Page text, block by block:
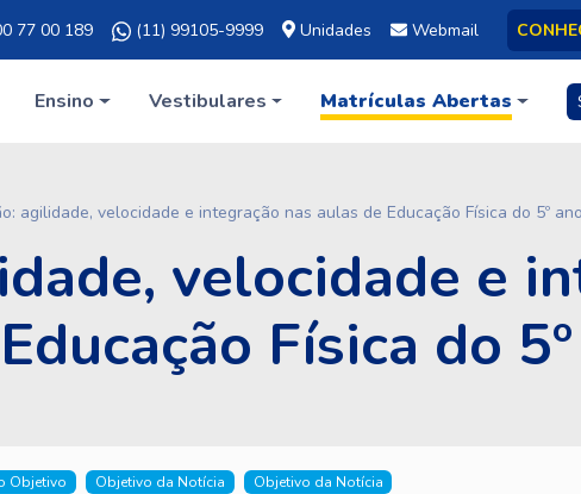
77 00 189 (11) 99105-9999 Unidades Webmail
Ensino Vestibulares Matrículas Abertas
agilidade, velocidade e integração nas aulas de Educação Física do 5º ano
velocidade e
Física do
Objetivo Objetivo da Notícia Objetivo da Notícia